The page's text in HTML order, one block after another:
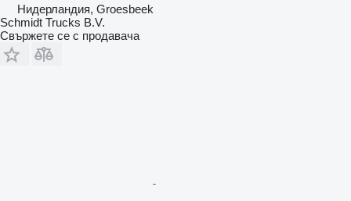
Нидерландия, Groesbeek
Schmidt Trucks B.V.
Свържете се с продавача